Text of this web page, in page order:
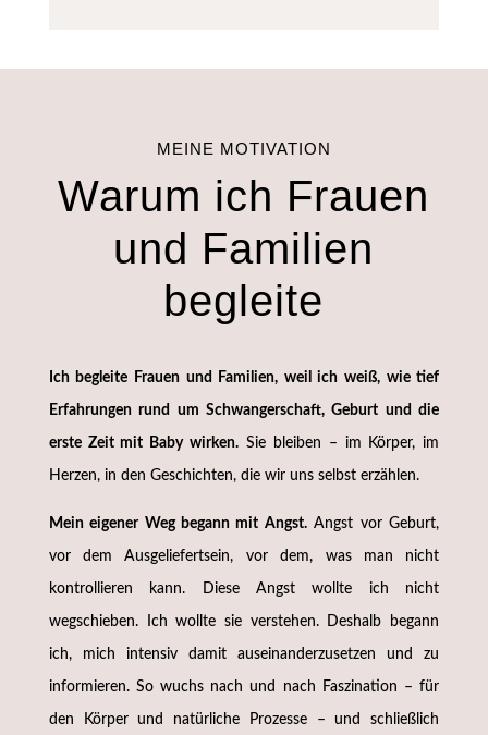
MEINE MOTIVATION
Warum ich Frauen
und Familien
begleite
Ich begleite Frauen und Familien, weil ich weiß, wie tief
Erfahrungen rund um Schwangerschaft, Geburt und die
erste Zeit mit Baby wirken. Sie bleiben – im Körper, im
Herzen, in den Geschichten, die wir uns selbst erzählen.
Mein eigener Weg begann mit Angst.Angst vor Geburt,
vor dem Ausgeliefertsein, vor dem, was man nicht
kontrollieren kann. Diese Angst wollte ich nicht
wegschieben. Ich wollte sie verstehen. Deshalb begann
ich, mich intensiv damit auseinanderzusetzen und zu
informieren. So wuchs nach und nach Faszination – für
den Körper und natürliche Prozesse – und schließlich